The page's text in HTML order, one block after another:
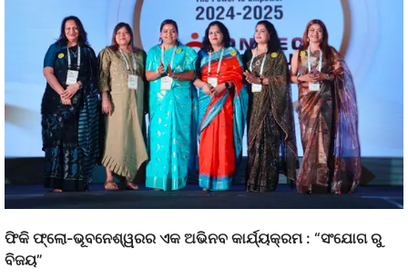
ଫିକି ଫ୍ଲୋ-ଭୂବନେଶ୍ୱରର ଏକ ଅଭିନବ କାର୍ଯ୍ୟକ୍ରମ : “ସଂଯୋଗ ରୁ
ବିଜୟ”